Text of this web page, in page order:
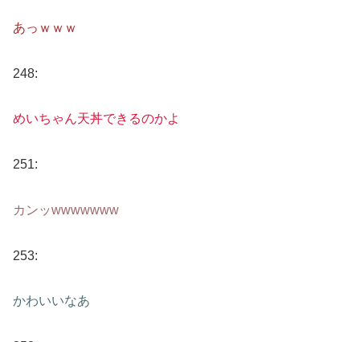
あっｗｗｗ
248:
めいちゃん天丼できるのかよ
251:
カンッwwwwwww
253:
かわいいなあ